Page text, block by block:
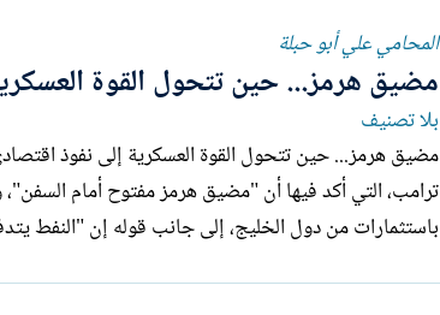
المحامي علي أبو حبلة
مضيق هرمز... حين تتحول القوة
بلا تصنيف
باستثمارات من دول الخليج، إلى جانب قوله إن "النفط